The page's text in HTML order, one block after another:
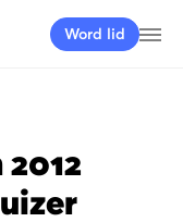
Word lid